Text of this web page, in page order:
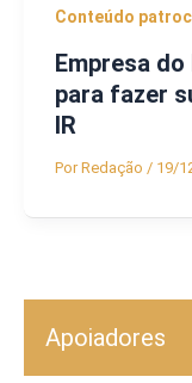
Conteúdo
Empresa
para fazer
IR
PorRedação / 19/
Apoiadores